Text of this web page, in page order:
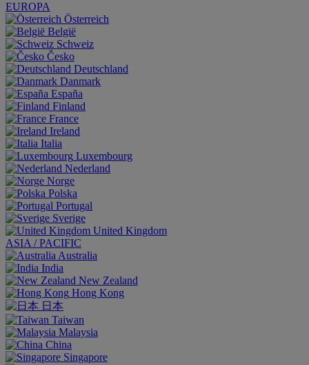
EUROPA
Österreich
België
Schweiz
Česko
Deutschland
Danmark
España
Finland
France
Ireland
Italia
Luxembourg
Nederland
Norge
Polska
Portugal
Sverige
United Kingdom
ASIA / PACIFIC
Australia
India
New Zealand
Hong Kong
日本
Taiwan
Malaysia
China
Singapore